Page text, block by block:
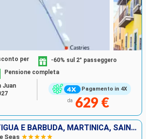
Pagamento in 4X
per
-60% sul 2° passeggero
Pensione completa
da 629 €
Juan
STATI UNITI, ANTIGUA E BARBUDA, MARTINICA, SAINT-VINCENT E LE GRENADINE, GRENADA, PORTORICO
Seas